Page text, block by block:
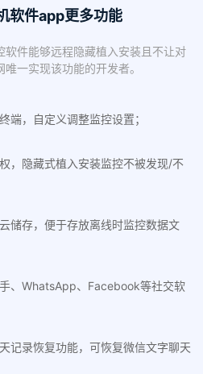
软件app更多功能
软件能够远程隐藏植入安装且不让对
一实现该功能的开发者。
端，自定义调整监控设置；
，隐藏式植入安装监控不被发现/不
储存，便于存放离线时监控数据文
、WhatsApp、Facebook等社交软
记录恢复功能，可恢复微信文字聊天